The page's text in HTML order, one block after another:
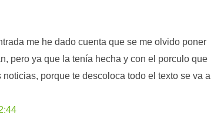
me he dado cuenta que se me olvido poner
pero ya que la tenía hecha y con el porculo que
porque te descoloca todo el texto se va a